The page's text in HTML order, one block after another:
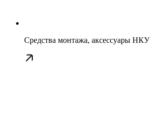
Средства монтажа, аксессуары НКУ